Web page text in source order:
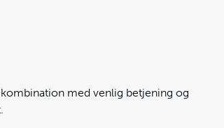
med venlig betjening og